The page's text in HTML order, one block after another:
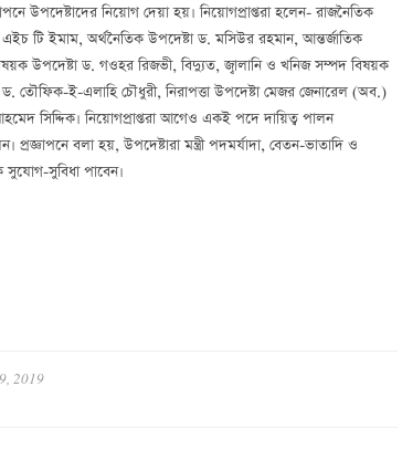
উপদেষ্টাদের নিয়োগ দেয়া হয়। নিয়োগপ্রাপ্তরাহলেন- রাজনৈতিক
এইচ টি ইমাম, অর্থনৈতিক উপদেষ্টা ড. মসিউর রহমান, আন্তর্জাতিক
উপদেষ্টা ড. গওহর রিজভী, বিদ্যুত, জ্বালানি ও খনিজ সম্পদ বিষয়ক
ড. তৌফিক-ই-এলাহি চৌধুরী, নিরাপত্তা উপদেষ্টা মেজর জেনারেল (অব.)
সিদ্দিক। নিয়োগপ্রাপ্তরা আগেও একই পদে দায়িত্ব পালন
প্রজ্ঞাপনে বলা হয়, উপদেষ্টারা মন্ত্রী পদমর্যাদা, বেতন-ভাতাদি ও
সুযোগ-সুবিধা পাবেন।
2019